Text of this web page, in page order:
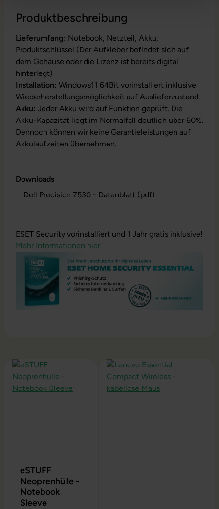
Produktbeschreibung
Lieferumfang: Notebook, Netzteil, Akku,
Produktschlüssel (Der Aufkleber befindet sich auf
dem Gehäuse oder die Lizenz ist bereits digital
hinterlegt)
Installation: Windows11 64Bit vorinstalliert inklusive
Wiederherstellungsmöglichkeit auf Auslieferzustand.
Akku: Jeder Akku wird auf Funktion geprüft. Die
Akku-Kapazität liegt im Normalfall deutlich über 60%.
Dennoch können wir keine Garantieleistungen auf
Akkulaufzeiten übernehmen.
Downloads
Dell Precision 7530 - Datenblatt (pdf)
ESET Security vorinstalliert und 1 Jahr gratis inklusive!
Mehr Informationen hier.
Produktgalerie überspringen
eSTUFF
Neoprenhülle -
Notebook
Sleeve